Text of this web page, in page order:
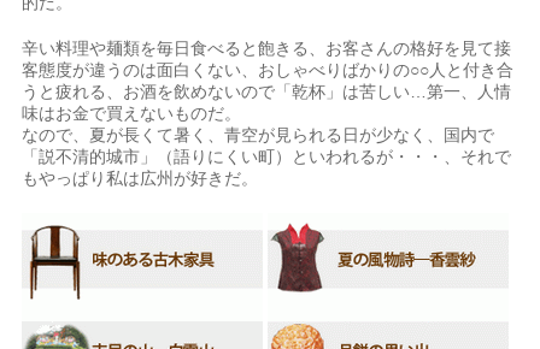
辛い料理や麺類を毎日食べると飽きる、お客さんの格好を見て接
客態度が違うのは面白くない、おしゃべりばかりの○○人と付き合
うと疲れる、お酒を飲めないので「乾杯」は苦しい…第一、人情
味はお金で買えないものだ。
なので、夏が長くて暑く、青空が見られる日が少なく、国内で
「説不清的城市」（語りにくい町）といわれるが・・・、それで
もやっぱり私は広州が好きだ。